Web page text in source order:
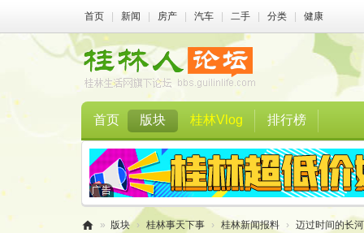
首页 新闻 房产 汽车 二手 分类 健康
首页 版块 桂林Vlog 排行榜
» 版块 › 桂林事天下事 › 桂林新闻报料 › 迈过时间的长